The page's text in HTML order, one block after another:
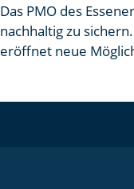
Das PMO des
nachhaltig zu
eröffnet neue